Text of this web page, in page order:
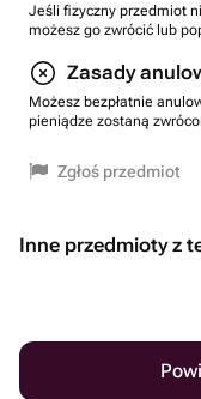
Jeśli fizyczny przedmiot
możesz go zwrócić lub
Zasady
Możesz bezpłatnie
pieniądze zostaną
Zgłoś przedmiot
Inne przedmioty z